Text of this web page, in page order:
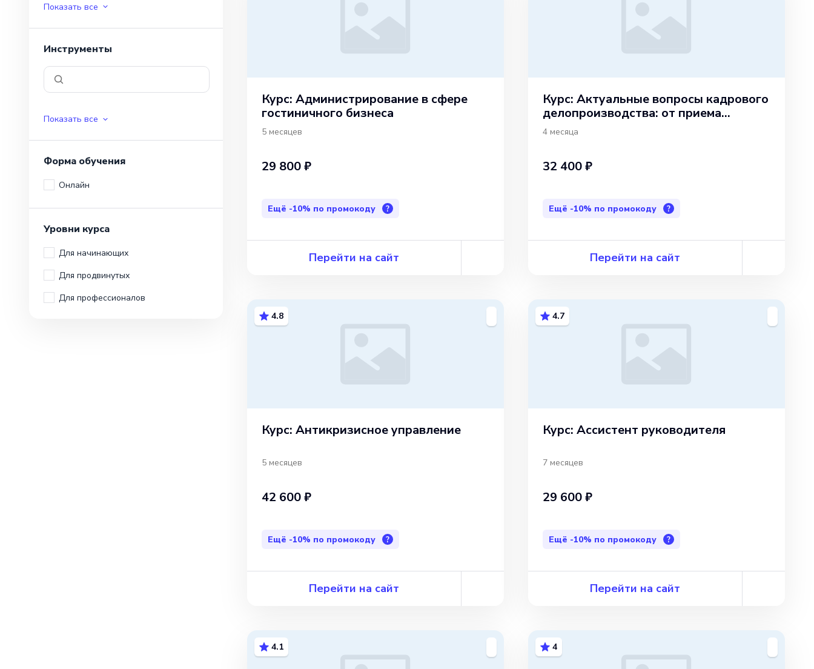
Курс: Администрирование в сфере
гостиничного бизнеса
5 месяцев
29 800 ₽
Ещё -10% по промокоду ?
Перейти на сайт
Курс: Актуальные вопросы кадрового
делопроизводства: от приема
до увольнения
4 месяца
32 400 ₽
Ещё -10% по промокоду ?
Перейти на сайт
4.8
Курс: Антикризисное управление
5 месяцев
42 600 ₽
Ещё -10% по промокоду ?
Перейти на сайт
4.7
Курс: Ассистент руководителя
7 месяцев
29 600 ₽
Ещё -10% по промокоду ?
Перейти на сайт
4.1 4
Показать все
Инструменты
Показать все
Форма обучения
Онлайн
Уровни курса
Для начинающих
Для продвинутых
Для профессионалов